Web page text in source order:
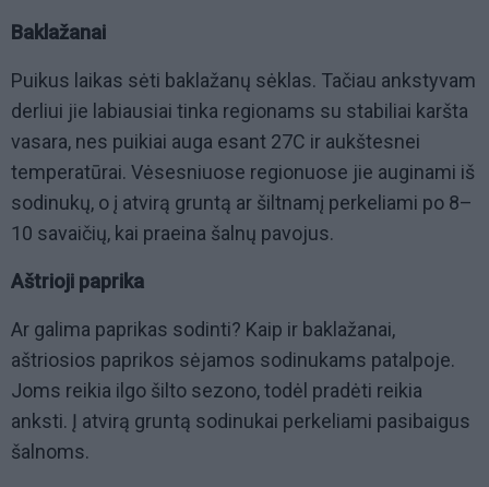
Baklažanai
Puikus laikas sėti baklažanų sėklas. Tačiau ankstyvam
derliui jie labiausiai tinka regionams su stabiliai karšta
vasara, nes puikiai auga esant 27C ir aukštesnei
temperatūrai. Vėsesniuose regionuose jie auginami iš
sodinukų, o į atvirą gruntą ar šiltnamį perkeliami po 8–
10 savaičių, kai praeina šalnų pavojus.
Aštrioji paprika
Ar galima paprikas sodinti? Kaip ir baklažanai,
aštriosios paprikos sėjamos sodinukams patalpoje.
Joms reikia ilgo šilto sezono, todėl pradėti reikia
anksti. Į atvirą gruntą sodinukai perkeliami pasibaigus
šalnoms.